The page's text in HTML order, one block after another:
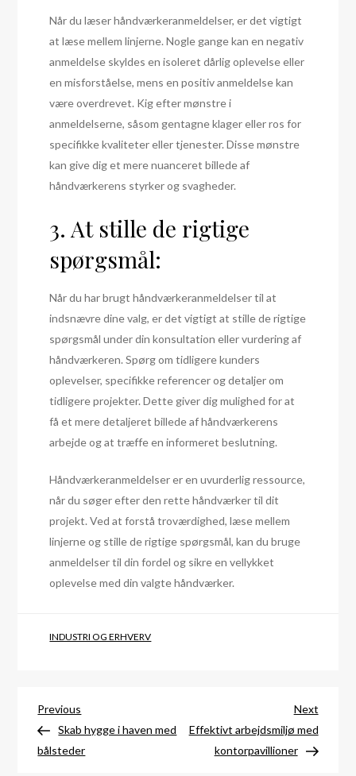
Når du læser håndværkeranmeldelser, er det vigtigt
at læse mellem linjerne. Nogle gange kan en negativ
anmeldelse skyldes en isoleret dårlig oplevelse eller
en misforståelse, mens en positiv anmeldelse kan
være overdrevet. Kig efter mønstre i
anmeldelserne, såsom gentagne klager eller ros for
specifikke kvaliteter eller tjenester. Disse mønstre
kan give dig et mere nuanceret billede af
håndværkerens styrker og svagheder.
3. At stille de rigtige
spørgsmål:
Når du har brugt håndværkeranmeldelser til at
indsnævre dine valg, er det vigtigt at stille de rigtige
spørgsmål under din konsultation eller vurdering af
håndværkeren. Spørg om tidligere kunders
oplevelser, specifikke referencer og detaljer om
tidligere projekter. Dette giver dig mulighed for at
få et mere detaljeret billede af håndværkerens
arbejde og at træffe en informeret beslutning.
Håndværkeranmeldelser er en uvurderlig ressource,
når du søger efter den rette håndværker til dit
projekt. Ved at forstå troværdighed, læse mellem
linjerne og stille de rigtige spørgsmål, kan du bruge
anmeldelser til din fordel og sikre en vellykket
oplevelse med din valgte håndværker.
INDUSTRI OG ERHVERV
Indlægsnavigation
Previous
Post
Previous
Skab hygge i haven med
bålsteder
Next
Post
Next
Effektivt arbejdsmiljø med
kontorpavillioner